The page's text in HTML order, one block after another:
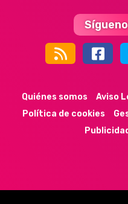
Quiénes somos Aviso
Política de cookies